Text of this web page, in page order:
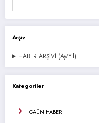
Arşiv
HABER ARŞİVİ (Ay/Yıl)
Kategoriler
GAÜN HABER